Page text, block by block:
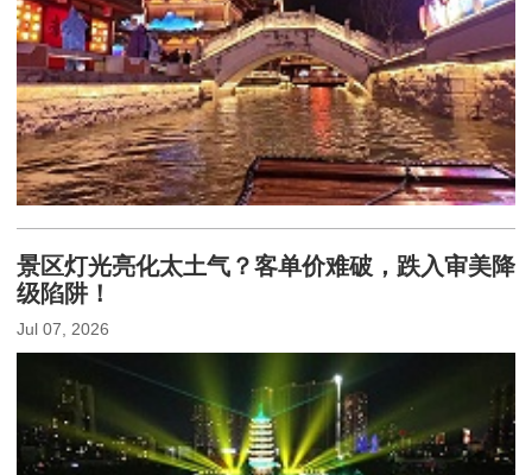
景区灯光亮化太土气？客单价难破，跌入审美降
级陷阱！
Jul 07, 2026